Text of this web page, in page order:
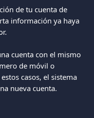
de tu cuenta de
información ya haya
cuenta con el mismo
de móvil o
casos, el sistema
nueva cuenta.